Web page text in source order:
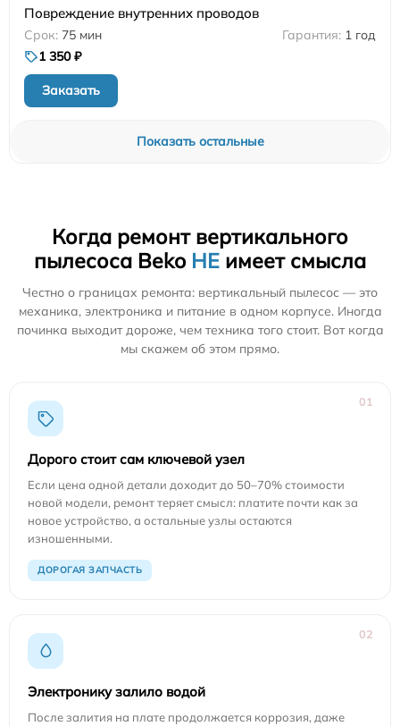
Повреждение внутренних проводов
75 мин
1 год
1 350 ₽
Заказать
Показать остальные
Когда ремонт вертикального
пылесоса Beko НЕ имеет смысла
Честно о границах ремонта: вертикальный пылесос — это
механика, электроника и питание в одном корпусе. Иногда
починка выходит дороже, чем техника того стоит. Вот когда
мы скажем об этом прямо.
01
Дорого стоит сам ключевой узел
Если цена одной детали доходит до 50–70% стоимости
новой модели, ремонт теряет смысл: платите почти как за
новое устройство, а остальные узлы остаются
изношенными.
ДОРОГАЯ ЗАПЧАСТЬ
02
Электронику залило водой
После залития на плате продолжается коррозия, даже